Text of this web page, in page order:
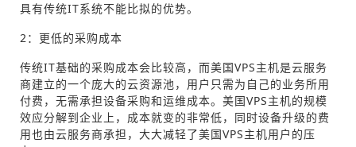
具有传统IT系统不能比拟的优势。
2：更低的采购成本
传统IT基础的采购成本会比较高，而美国VPS主机是云服务
商建立的一个庞大的云资源池，用户只需为自己的业务所用
付费，无需承担设备采购和运维成本。美国VPS主机的规模
效应分解到企业上，成本就变的非常低，同时设备升级的费
用也由云服务商承担，大大减轻了美国VPS主机用户的压